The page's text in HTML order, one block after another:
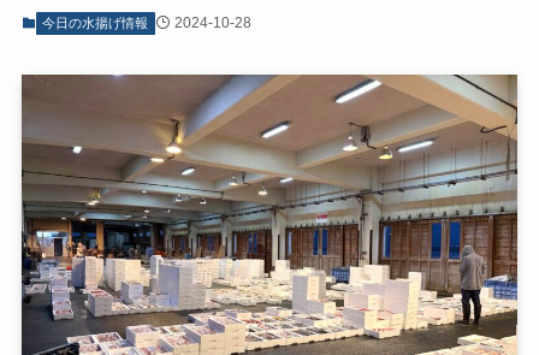
今日の水揚げ情報 2024-10-28